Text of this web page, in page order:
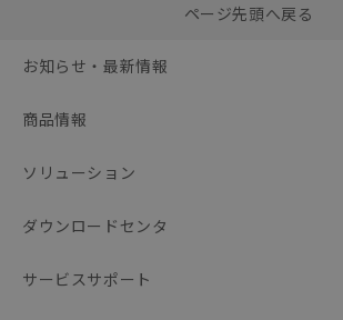
括ダウンロード
ページ先頭へ戻る
お知らせ・最新情報
商品情報
ソリューション
ダウンロードセンタ
サービスサポート